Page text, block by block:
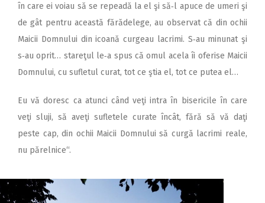
în care ei voiau să se repeadă la el şi să‑l apuce de umeri şi
de gât pentru această fărădelege, au observat că din ochii
Maicii Domnului din icoană curgeau lacrimi. S‑au minunat şi
s‑au oprit… stareţul le‑a spus că omul acela îi oferise Maicii
Domnului, cu sufletul curat, tot ce ştia el, tot ce putea el…
Eu vă doresc ca atunci când veţi intra în bisericile în care
veţi sluji, să aveţi sufletele curate încât, fără să vă daţi
peste cap, din ochii Maicii Domnului să curgă lacrimi reale,
nu părelnice“.